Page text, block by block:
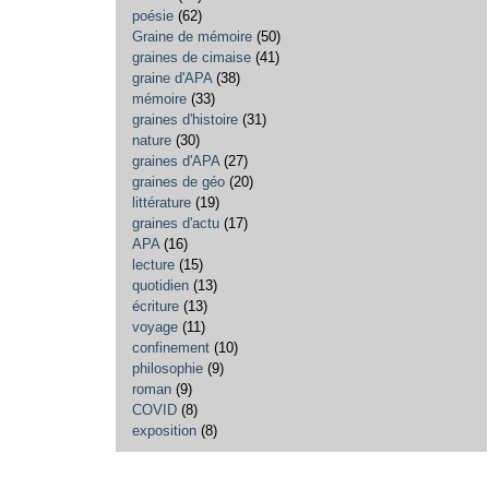
poésie (62)
Graine de mémoire (50)
graines de cimaise (41)
graine d'APA (38)
mémoire (33)
graines d'histoire (31)
nature (30)
graines d'APA (27)
graines de géo (20)
littérature (19)
graines d'actu (17)
APA (16)
lecture (15)
quotidien (13)
écriture (13)
voyage (11)
confinement (10)
philosophie (9)
roman (9)
COVID (8)
exposition (8)